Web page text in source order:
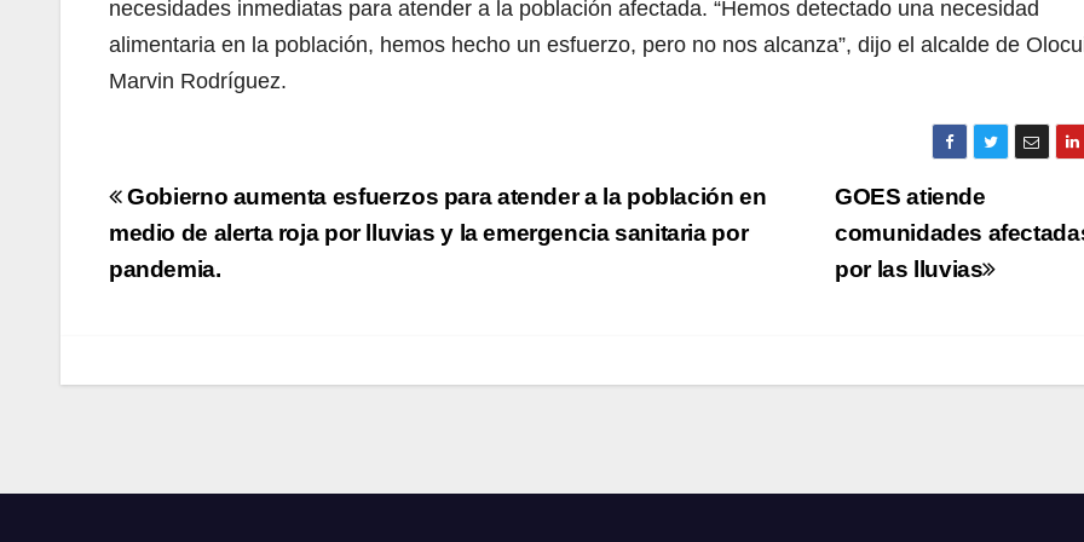
necesidades inmediatas para atender a la población afectada. “Hemos detectado una necesidad
alimentaria en la población, hemos hecho un esfuerzo, pero no nos alcanza”, dijo el alcalde de
Marvin Rodríguez.
Navegación
de
entradas
GOES atiende
comunidades
por las lluvias
Gobierno aumenta esfuerzos para atender a la población en
medio de alerta roja por lluvias y la emergencia sanitaria por
pandemia.